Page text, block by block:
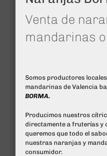
Venta de
mandarinas
Somos productores
mandarinas de Valencia
BORMA.
Producimos nuestros
directamente a fruterías y
queremos que todo el
nuestras naranjas y
consumidor.